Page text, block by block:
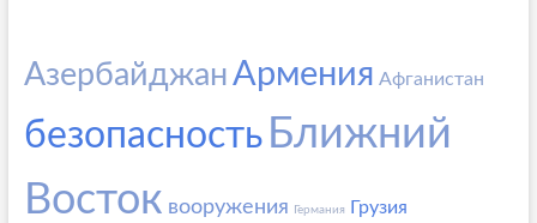
АзербайджанАрмения Афганистан
безопасность Ближний
Восток вооружения Германия Грузия